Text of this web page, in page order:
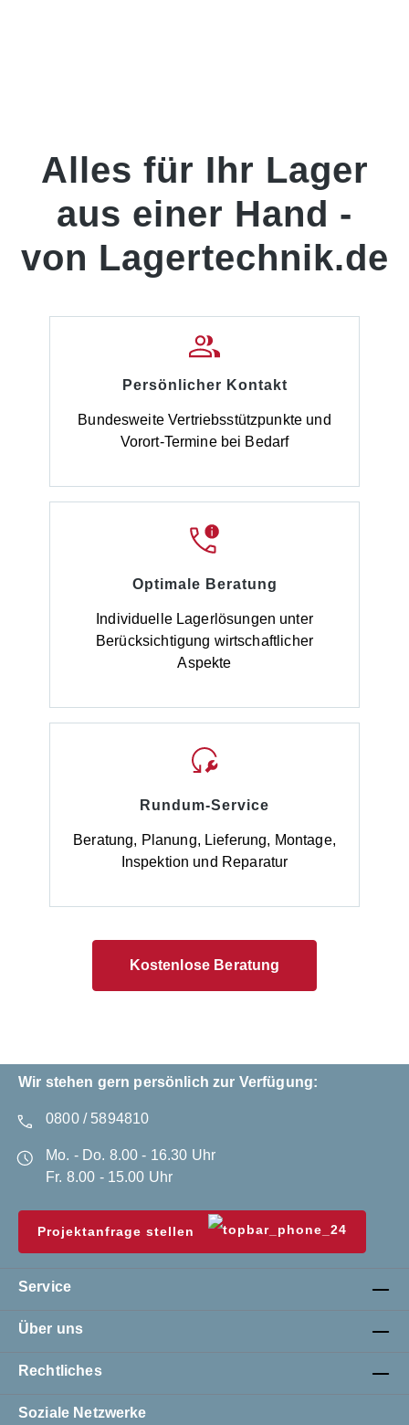
Alles für Ihr Lager
aus einer Hand -
von Lagertechnik.de
Persönlicher Kontakt
Bundesweite Vertriebsstützpunkte und
Vorort-Termine bei Bedarf
Optimale Beratung
Individuelle Lagerlösungen unter
Berücksichtigung wirtschaftlicher
Aspekte
Rundum-Service
Beratung, Planung, Lieferung, Montage,
Inspektion und Reparatur
Kostenlose Beratung
Wir stehen gern persönlich zur Verfügung:
0800 / 5894810
Mo. - Do. 8.00 - 16.30 Uhr
Fr. 8.00 - 15.00 Uhr
Projektanfrage stellen
Service
Über uns
Rechtliches
Soziale Netzwerke